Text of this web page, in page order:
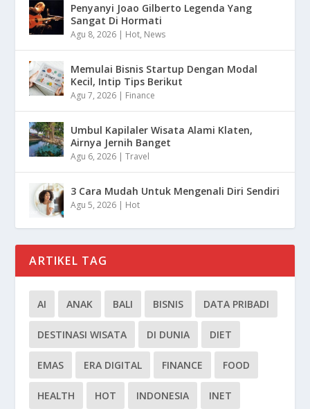
Penyanyi Joao Gilberto Legenda Yang
Sangat Di Hormati
Agu 8, 2026 | Hot, News
Memulai Bisnis Startup Dengan Modal
Kecil, Intip Tips Berikut
Agu 7, 2026 | Finance
Umbul Kapilaler Wisata Alami Klaten,
Airnya Jernih Banget
Agu 6, 2026 |Travel
3 Cara Mudah Untuk Mengenali Diri Sendiri
Agu 5, 2026 | Hot
ARTIKEL TAG
AI ANAK BALI BISNIS DATA PRIBADI
DESTINASI WISATA DI DUNIA DIET
EMAS ERA DIGITAL FINANCE FOOD
HEALTH HOT INDONESIA INET